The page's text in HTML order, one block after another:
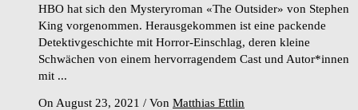
HBO hat sich den Mysteryroman «The Outsider» von Stephen
King vorgenommen. Herausgekommen ist eine packende
Detektivgeschichte mit Horror-Einschlag, deren kleine
Schwächen von einem hervorragendem Cast und Autor*innen
mit ...
On August 23, 2021 / Von Matthias Ettlin